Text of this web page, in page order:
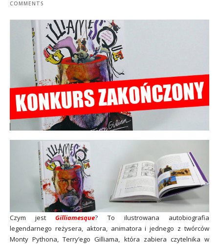
COMMENTS
Czym jestGilliamesque? To ilustrowana autobiografia
legendarnego reżysera, aktora, animatora i jednego z twórców
Monty Pythona, Terry’ego Gilliama, która zabiera czytelnika w